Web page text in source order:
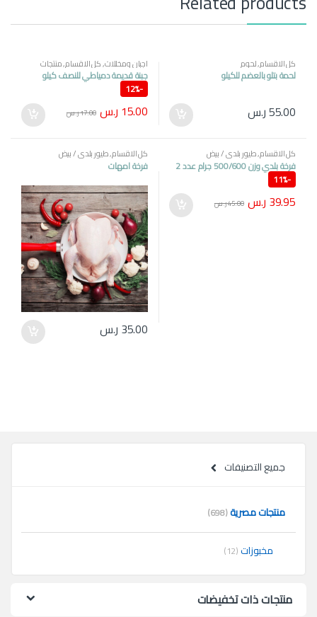
كل الاقسام,لحوم
لحمة بتلو بالعضم للكيلو
55.00ر.س
اجبان ومخللات,كل الاقسام,منتجات
مصرية
جبنة قديمة دمياطي للنصف كيلو
-
12%
15.00 ر.س 17.00ر.س
كل الاقسام,طيور بلدي / بيض
فرخة بلدي وزن 500/600 جرام عدد 2
-
11%
39.95 ر.س 45.00ر.س
كل الاقسام,طيور بلدي / بيض
فرخة امهات
35.00 ر.س
جميع التصنيفات
منتجات مصرية(698)
مخبوزات(12)
منتجات ذات تخفيضات